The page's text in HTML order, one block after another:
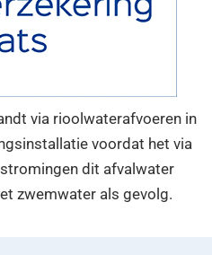
via rioolwaterafvoeren in
voordat het via
dit afvalwater
zwemwater als gevolg.